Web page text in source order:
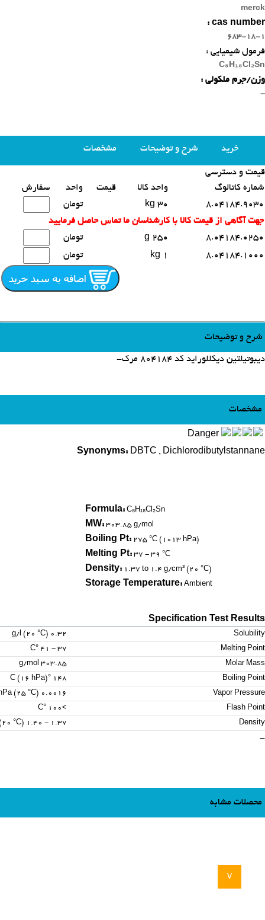
v
merck
cas number :
683-18-1
فرمول شیمیایی :
C₈H₁₈Cl₂Sn
وزن/جرم ملکولی :
-
خرید شرح و توضیحات مشخصات
محصولات مشابه
قیمت و دسترسی
شماره کاتالوگ
واحد کالا قیمت واحد
سفارش
8.04184.9030
30 kg
تومان
جهت آگاهی از قیمت کالا با کارشناسان ما تماس حاصل فرمایید
8.04184.0250
250 g
تومان
8.04184.1000
1 kg تومان
شرح و توضیحات
دیبوتیلتین دیکللوراید کد 804184 مرک-
مشخصات
Danger
Synonyms: DBTC , Dichlorodibutylstannane
Formula: C₈H₁₈Cl₂Sn
MW: 303.85 g/mol
Boiling Pt: 275 °C (1013 hPa)
Melting Pt: 37 - 39 °C
Density: 1.37 to 1.4 g/cm³ (20 °C)
Storage Temperature: Ambient
Specification Test Results
Solubility
0.32 g/l (20 °C)
Melting Point
37 - 41 °C
Molar Mass
303.85 g/mol
Boiling Point
148 °C (16 hPa)
Vapor Pressure
0.0016 hPa (25 °C)
Flash Point
>100 °C
Density
1.37 - 1.40 g/cm3 (20 °C)
-
محصلات مشابه